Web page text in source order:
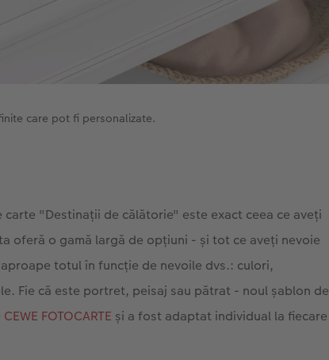
care pot fi personalizate.
"Destinații de călătorie" este exact ceea ce aveți
oferă o gamă largă de opțiuni - și tot ce aveți nevoie
totul în funcție de nevoile dvs.: culori,
Fie că este portret, peisaj sau pătrat - noul șablon de
CEWE FOTOCARTE și a fost adaptat individual la fiecare